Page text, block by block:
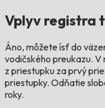
Vplyv registra
Áno, môžete ísť do
vodičského preukazu.
z priestupku za prvý
priestupky. Odňatie
roky.